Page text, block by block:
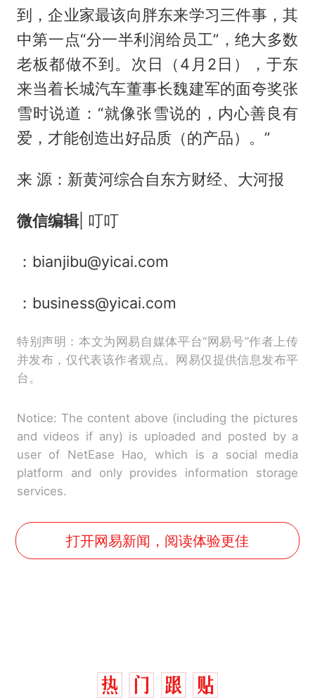
到，企业家最该向胖东来学习三件事，其
中第一点“分一半利润给员工”，绝大多数
老板都做不到。次日（4月2日），于东
来当着长城汽车董事长魏建军的面夸奖张
雪时说道：“就像张雪说的，内心善良有
爱，才能创造出好品质（的产品）。”
来 源：新黄河综合自东方财经、大河报
微信编辑| 叮叮
：bianjibu@yicai.com
：business@yicai.com
特别声明：本文为网易自媒体平台“网易号”作者上传
并发布，仅代表该作者观点。网易仅提供信息发布平
台。
Notice: The content above (including the pictures
and videos if any) is uploaded and posted by a
user of NetEase Hao, which is a social media
platform and only provides information storage
services.
打开网易新闻，阅读体验更佳